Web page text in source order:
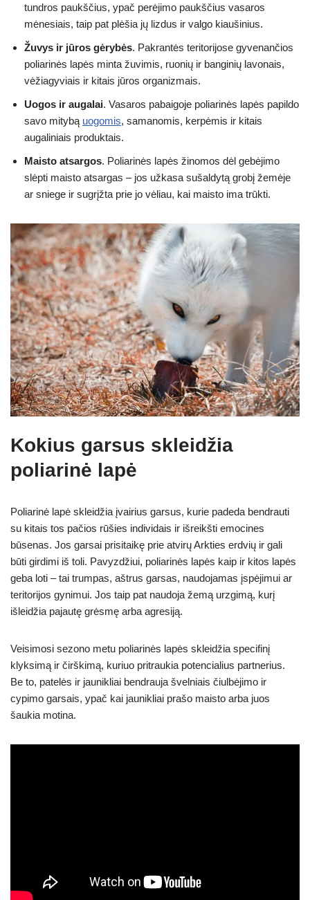
tundros paukščius, ypač perėjimo paukščius vasaros
mėnesiais, taip pat plėšia jų lizdus ir valgo kiaušinius.
Žuvys ir jūros gėrybės. Pakrantės teritorijose gyvenančios
poliarinės lapės minta žuvimis, ruonių ir banginių lavonais,
vėžiagyviais ir kitais jūros organizmais.
Uogos ir augalai. Vasaros pabaigoje poliarinės lapės papildo
savo mitybą uogomis, samanomis, kerpėmis ir kitais
augaliniais produktais.
Maisto atsargos. Poliarinės lapės žinomos dėl gebėjimo
slėpti maisto atsargas – jos užkasa sušaldytą grobį žemėje
ar sniege ir sugrįžta prie jo vėliau, kai maisto ima trūkti.
Kokius garsus skleidžia
poliarinė lapė
Poliarinė lapė skleidžia įvairius garsus, kurie padeda bendrauti
su kitais tos pačios rūšies individais ir išreikšti emocines
būsenas. Jos garsai prisitaikę prie atvirų Arkties erdvių ir gali
būti girdimi iš toli. Pavyzdžiui, poliarinės lapės kaip ir kitos lapės
geba loti – tai trumpas, aštrus garsas, naudojamas įspėjimui ar
teritorijos gynimui. Jos taip pat naudoja žemą urzgimą, kurį
išleidžia pajautę grėsmę arba agresiją.
Veisimosi sezono metu poliarinės lapės skleidžia specifinį
klyksimą ir čirškimą, kuriuo pritraukia potencialius partnerius.
Be to, patelės ir jaunikliai bendrauja švelniais čiulbėjimo ir
cypimo garsais, ypač kai jaunikliai prašo maisto arba juos
šaukia motina.